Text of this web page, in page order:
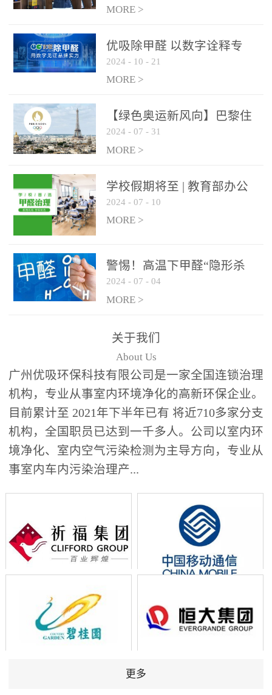
MORE >
优吸除甲醛 以数字诠释专
业，尽显除醛品牌实力！
2024 - 10 - 21
MORE >
【绿色奥运新风向】巴黎住
宿风波：优吸环保共建健康
绿色家居
2024 - 07 - 31
MORE >
学校假期将至 | 教育部办公
厅关于加强学校新建校舍室
内空气质量管理通知
2024 - 07 - 10
MORE >
警惕！高温下甲醛“隐形杀
手”来袭，你的家安全吗？
2024 - 07 - 04
MORE >
关于我们
About Us
广州优吸环保科技有限公司是一家全国连锁治理
机构，专业从事室内环境净化的高新环保企业。
目前累计至 2021年下半年已有 将近710多家分支
机构，全国职员已达到一千多人。公司以室内环
境净化、室内空气污染检测为主导方向，专业从
事室内车内污染治理产...
更多